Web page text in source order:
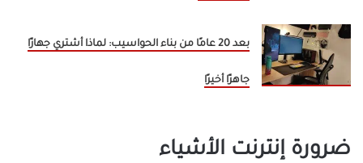
بعد 20 عامًا من بناء الحواسيب: لماذا أشتري جهازًا
جاهزًا أخيرًا
ضرورة إنترنت الأشياء